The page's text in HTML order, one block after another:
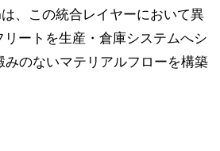
、この統合レイヤーにおいて異
リートを生産・倉庫システムへシ
のないマテリアルフローを構築